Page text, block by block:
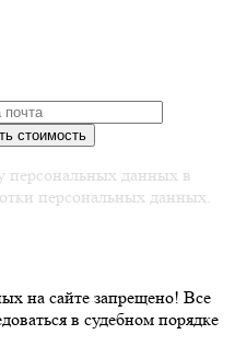
персональных данных в
персональных данных.
на сайте запрещено! Все
в судебном порядке